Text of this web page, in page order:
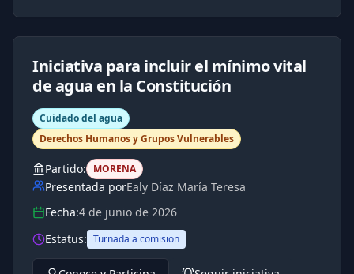
Iniciativa para incluir el mínimo vital
de agua en la Constitución
Cuidado del agua
Derechos Humanos y Grupos Vulnerables
Partido: MORENA
Presentada porEaly Díaz María Teresa
Fecha:4 de junio de 2026
Estatus: Turnada a comision